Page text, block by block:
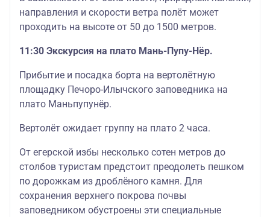
направления и скорости ветра полёт может
проходить на высоте от 50 до 1500 метров.
11:30 Экскурсия на плато Мань-Пупу-Нёр.
Прибытие и посадка борта на вертолётную
площадку Печоро-Илычского заповедника на
плато Маньпупунёр.
Вертолёт ожидает группу на плато 2 часа.
От егерской избы несколько сотен метров до
столбов туристам предстоит преодолеть пешком
по дорожкам из дроблёного камня. Для
сохранения верхнего покрова почвы
заповедником обустроены эти специальные